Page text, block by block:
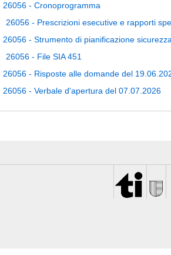
26056 - Cronoprogramma
26056 - Prescrizioni esecutive e rapporti
26056 - Strumento di pianificazione
26056 - File SIA 451
26056 - Risposte alle domande del
26056 - Verbale d'apertura del 07.07.2026